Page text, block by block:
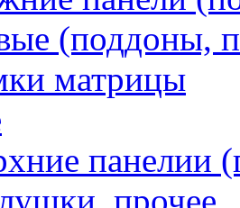
(поддоны,
матрицы
панелии